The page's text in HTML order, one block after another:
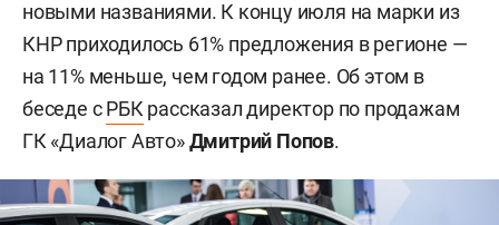
новыми названиями. К концу июля на марки из
КНР приходилось 61% предложения в регионе —
на 11% меньше, чем годом ранее. Об этом в
беседе сРБК рассказал директор по продажам
ГК «Диалог Авто»Дмитрий Попов.